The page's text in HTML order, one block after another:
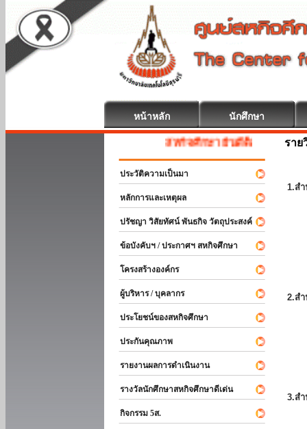
หน้าหลัก นักศึกษา
สหกิจศึกษา ยินดีต้อนรับ
ประวัติความเป็นมา
หลักการและเหตุผล
ปรัชญา วิสัยทัศน์ พันธกิจ วัตถุประสงค์
ข้อบังคับฯ / ประกาศฯ สหกิจศึกษา
โครงสร้างองค์กร
ผู้บริหาร / บุคลากร
ประโยชน์ของสหกิจศึกษา
ประกันคุณภาพ
รายงานผลการดำเนินงาน
รางวัลนักศึกษาสหกิจศึกษาดีเด่น
กิจกรรม 5ส.
ราย
1.ส
2.ส
3.ส